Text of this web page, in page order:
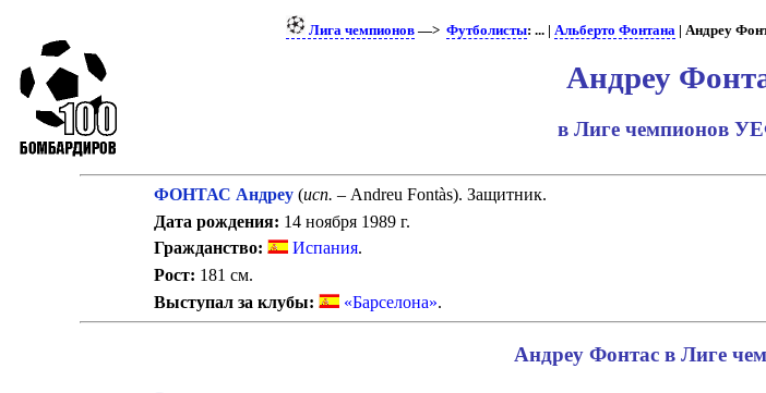
Лига чемпионов —>Футболисты: ... |Альберто Фонтана | Андреу
Андреу
в Лиге чемпионов
ФОНТАС Андреу(исп. – Andreu Fontàs). Защитник.
Дата рождения: 14 ноября 1989 г.
Гражданство:
Испания.
Рост: 181 см.
Выступал за клубы:
«Барселона».
Андреу Фонтас в Лиге